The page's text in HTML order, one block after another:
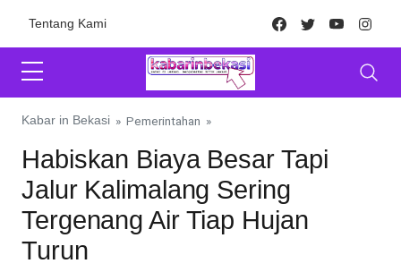
Tentang Kami Facebook
TwitterYoutube
Kabar in Bekasi » Pemerintahan »
Habiskan Biaya Besar Tapi
Jalur Kalimalang Sering
Tergenang Air Tiap Hujan
Turun